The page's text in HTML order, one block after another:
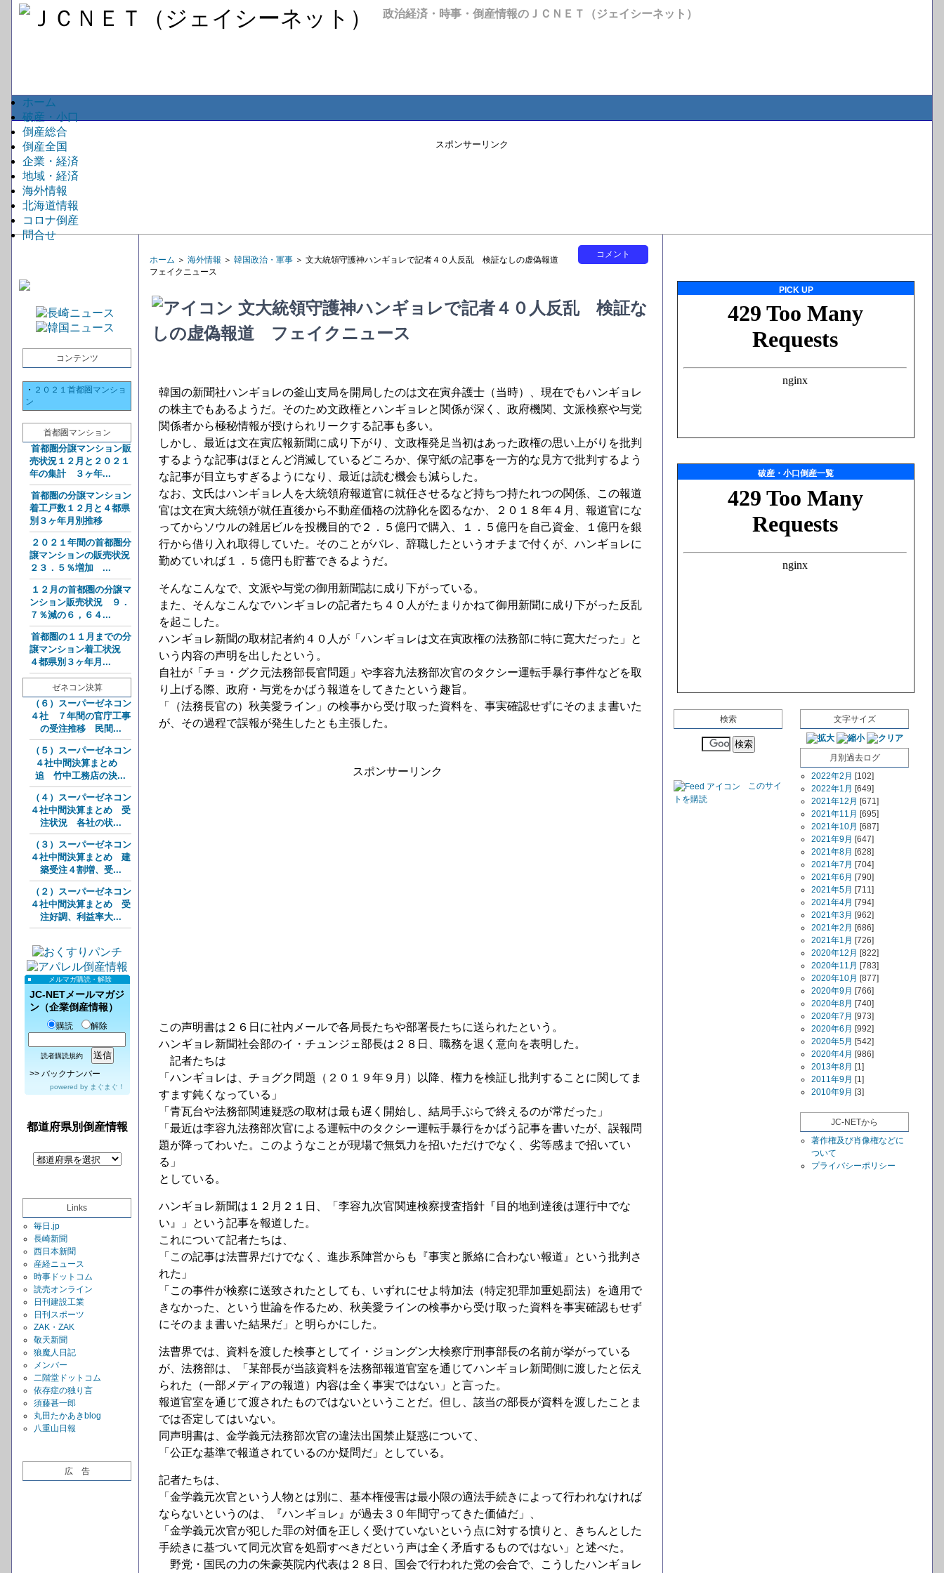
政治経済・時事・倒産情報のＪＣＮＥＴ（ジェイシーネット）
ホーム
破産・小口
倒産総合
倒産全国
企業・経済
地域・経済
海外情報
北海道情報
コロナ倒産
問合せ
スポンサーリンク
コンテンツ
・ ２０２１首都圏マンショ
ン
首都圏マンション
首都圏分譲マンション販
売状況１２月と２０２１
年の集計 ３ヶ年...
首都圏の分譲マンション
着工戸数１２月と４都県
別３ヶ年月別推移
２０２１年間の首都圏分
譲マンションの販売状況
２３．５％増加 ...
１２月の首都圏の分譲マ
ンション販売状況 ９．
７％減の６，６４...
首都圏の１１月までの分
譲マンション着工状況
４都県別３ヶ年月...
ゼネコン決算
（６）スーパーゼネコン
４社 ７年間の官庁工事
の受注推移 民間...
（５）スーパーゼネコン
４社中間決算まとめ
追 竹中工務店の決...
（４）スーパーゼネコン
４社中間決算まとめ 受
注状況 各社の状...
（３）スーパーゼネコン
４社中間決算まとめ 建
築受注４割増、受...
（２）スーパーゼネコン
４社中間決算まとめ 受
注好調、利益率大...
メルマガ購読・解除
JC-NETメールマガジ
ン（企業倒産情報）
購読 解除
読者購読規約
>> バックナンバー
powered by まぐまぐ！
都道府県別倒産情報
Links
毎日.jp
長崎新聞
西日本新聞
産経ニュース
時事ドットコム
読売オンライン
日刊建設工業
日刊スポーツ
ZAK・ZAK
敬天新聞
狼魔人日記
メンバー
二階堂ドットコム
依存症の独り言
須藤甚一郎
丸田たかあきblog
八重山日報
広 告
コメント
ホーム ＞ 海外情報 ＞ 韓国政治・軍事 ＞ 文大統領守護神ハンギョレで記者４０人反乱 検証なしの虚偽報道
フェイクニュース
文大統領守護神ハンギョレで記者４０人反乱 検証な
しの虚偽報道 フェイクニュース
韓国の新聞社ハンギョレの釜山支局を開局したのは文在寅弁護士（当時）、現在でもハンギョレ
の株主でもあるようだ。そのため文政権とハンギョレと関係が深く、政府機関、文派検察や与党
関係者から極秘情報が授けられリークする記事も多い。
しかし、最近は文在寅広報新聞に成り下がり、文政権発足当初はあった政権の思い上がりを批判
するような記事はほとんど消滅しているどころか、保守紙の記事を一方的な見方で批判するよう
な記事が目立ちすぎるようになり、最近は読む機会も減らした。
なお、文氏はハンギョレ人を大統領府報道官に就任させるなど持ちつ持たれつの関係、この報道
官は文在寅大統領が就任直後から不動産価格の沈静化を図るなか、２０１８年４月、報道官にな
ってからソウルの雑居ビルを投機目的で２．５億円で購入、１．５億円を自己資金、１億円を銀
行から借り入れ取得していた。そのことがバレ、辞職したというオチまで付くが、ハンギョレに
勤めていれば１．５億円も貯蓄できるようだ。
そんなこんなで、文派や与党の御用新聞誌に成り下がっている。
また、そんなこんなでハンギョレの記者たち４０人がたまりかねて御用新聞に成り下がった反乱
を起こした。
ハンギョレ新聞の取材記者約４０人が「ハンギョレは文在寅政権の法務部に特に寛大だった」と
いう内容の声明を出したという。
自社が「チョ・グク元法務部長官問題」や李容九法務部次官のタクシー運転手暴行事件などを取
り上げる際、政府・与党をかばう報道をしてきたという趣旨。
「（法務長官の）秋美愛ライン」の検事から受け取った資料を、事実確認せずにそのまま書いた
が、その過程で誤報が発生したとも主張した。
スポンサーリンク
この声明書は２６日に社内メールで各局長たちや部署長たちに送られたという。
ハンギョレ新聞社会部のイ・チュンジェ部長は２８日、職務を退く意向を表明した。
記者たちは
「ハンギョレは、チョグク問題（２０１９年９月）以降、権力を検証し批判することに関してま
すます鈍くなっている」
「青瓦台や法務部関連疑惑の取材は最も遅く開始し、結局手ぶらで終えるのが常だった」
「最近は李容九法務部次官による運転中のタクシー運転手暴行をかばう記事を書いたが、誤報問
題が降ってわいた。このようなことが現場で無気力を招いただけでなく、劣等感まで招いてい
る」
としている。
ハンギョレ新聞は１２月２１日、「李容九次官関連検察捜査指針『目的地到達後は運行中でな
い』」という記事を報道した。
これについて記者たちは、
「この記事は法曹界だけでなく、進歩系陣営からも『事実と脈絡に合わない報道』という批判さ
れた」
「この事件が検察に送致されたとしても、いずれにせよ特加法（特定犯罪加重処罰法）を適用で
きなかった、という世論を作るため、秋美愛ラインの検事から受け取った資料を事実確認もせず
にそのまま書いた結果だ」と明らかにした。
法曹界では、資料を渡した検事としてイ・ジョングン大検察庁刑事部長の名前が挙がっている
が、法務部は、「某部長が当該資料を法務部報道官室を通じてハンギョレ新聞側に渡したと伝え
られた（一部メディアの報道）内容は全く事実ではない」と言った。
報道官室を通じて渡されたものではないということだ。但し、該当の部長が資料を渡したことま
では否定してはいない。
同声明書は、金学義元法務部次官の違法出国禁止疑惑について、
「公正な基準で報道されているのか疑問だ」としている。
記者たちは、
「金学義元次官という人物とは別に、基本権侵害は最小限の適法手続きによって行われなければ
ならないというのは、『ハンギョレ』が過去３０年間守ってきた価値だ」、
「金学義元次官が犯した罪の対価を正しく受けていないという点に対する憤りと、きちんとした
手続きに基づいて同元次官を処罰すべきだという声は全く矛盾するものではない」と述べた。
野党・国民の力の朱豪英院内代表は２８日、国会で行われた党の会合で、こうしたハンギョレ
PICK UP
破産・小口倒産一覧
検索
このサイ
トを購読
文字サイズ
月別過去ログ
2022年2月 [102]
2022年1月 [649]
2021年12月 [671]
2021年11月 [695]
2021年10月 [687]
2021年9月 [647]
2021年8月 [628]
2021年7月 [704]
2021年6月 [790]
2021年5月 [711]
2021年4月 [794]
2021年3月 [962]
2021年2月 [686]
2021年1月 [726]
2020年12月 [822]
2020年11月 [783]
2020年10月 [877]
2020年9月 [766]
2020年8月 [740]
2020年7月 [973]
2020年6月 [992]
2020年5月 [542]
2020年4月 [986]
2013年8月 [1]
2011年9月 [1]
2010年9月 [3]
JC-NETから
著作権及び肖像権などに
ついて
プライバシーポリシー